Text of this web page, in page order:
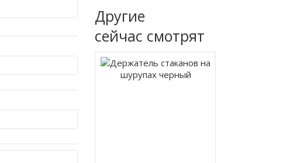
Другие
сейчас смотрят